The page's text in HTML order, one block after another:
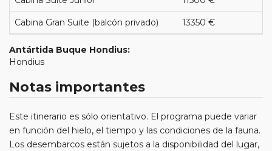
Cabina Gran Suite (balcón privado) 13350 €
Antártida Buque Hondius:
Hondius
Notas importantes
Este itinerario es sólo orientativo. El programa puede variar
en función del hielo, el tiempo y las condiciones de la fauna.
Los desembarcos están sujetos a la disponibilidad del lugar,